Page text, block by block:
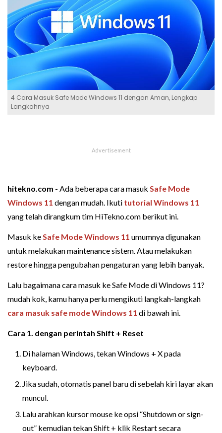
4 Cara Masuk Safe Mode Windows 11 dengan Aman, Lengkap
Langkahnya
hitekno.com - Ada beberapa cara masuk Safe Mode
Windows 11 dengan mudah. Ikuti tutorial Windows 11
yang telah dirangkum tim HiTekno.com berikut ini.
Masuk keSafe Mode Windows 11 umumnya digunakan
untuk melakukan maintenance sistem. Atau melakukan
restore hingga pengubahan pengaturan yang lebih banyak.
Lalu bagaimana cara masuk ke Safe Mode di Windows 11?
mudah kok, kamu hanya perlu mengikuti langkah-langkah
cara masuk safe mode Windows 11 di bawah ini.
Cara 1. dengan perintah Shift + Reset
Di halaman Windows, tekan Windows + X pada
keyboard.
Jika sudah, otomatis panel baru di sebelah kiri layar akan
muncul.
Lalu arahkan kursor mouse ke opsi “Shutdown or sign-
out” kemudian tekan Shift + klik Restart secara